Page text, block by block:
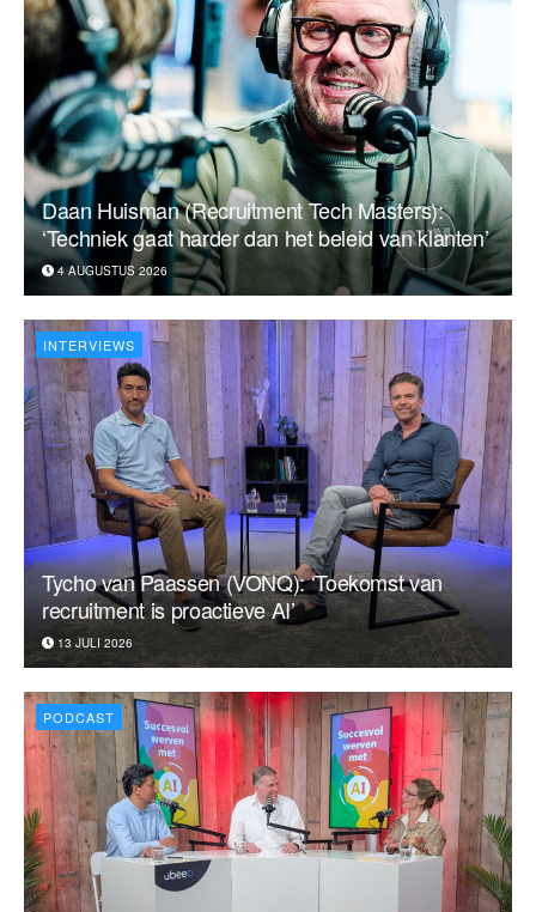
Daan Huisman (Recruitment Tech Masters):
‘Techniek gaat harder dan het beleid van klanten’
4 AUGUSTUS 2026
INTERVIEWS
Tycho van Paassen (VONQ): ‘Toekomst van
recruitment is proactieve AI’
13 JULI 2026
PODCAST